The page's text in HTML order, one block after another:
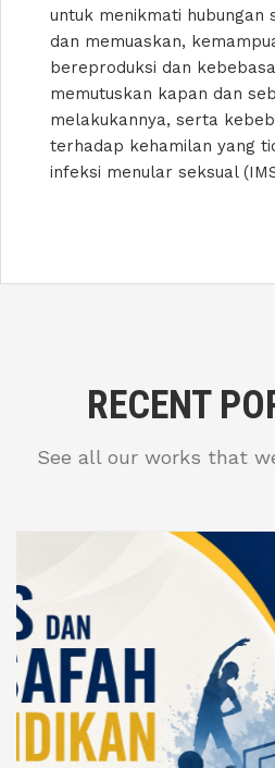
untuk menikmati hubungan
dan memuaskan,
bereproduksi dan
memutuskan kapan dan
melakukannya, serta
terhadap kehamilan yang
infeksi menular seksual
RECENT
See all our works that